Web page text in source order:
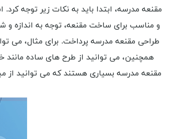
مقنعه مدرسه، ابتدا باید به نکات زیر توجه
و مناسب برای ساخت مقنعه، توجه به اندازه
طراحی مقنعه مدرسه پرداخت. برای مثال، می
همچنین، می توانید از طرح های ساده مانند
مقنعه مدرسه بسیاری هستند که می توانید از